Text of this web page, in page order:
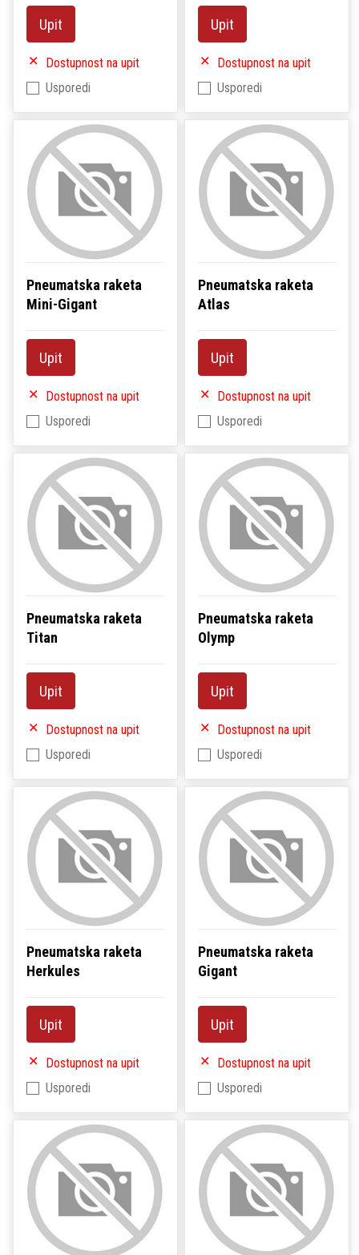
Upit
Dostupnost na upit
Usporedi
Upit
Dostupnost na upit
Usporedi
Pneumatska raketa
Mini-Gigant
Upit
Dostupnost na upit
Usporedi
Pneumatska raketa
Atlas
Upit
Dostupnost na upit
Usporedi
Pneumatska raketa
Titan
Upit
Dostupnost na upit
Usporedi
Pneumatska raketa
Olymp
Upit
Dostupnost na upit
Usporedi
Pneumatska raketa
Herkules
Upit
Dostupnost na upit
Usporedi
Pneumatska raketa
Gigant
Upit
Dostupnost na upit
Usporedi